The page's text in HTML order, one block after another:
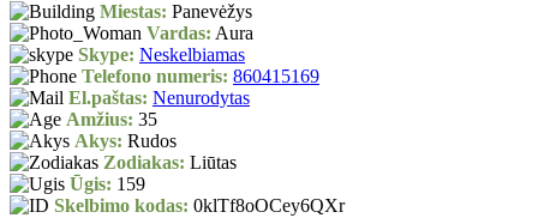
Miestas: Panevėžys
Vardas: Aura
Skype: Neskelbiamas
Telefono numeris: 860415169
El.paštas: Nenurodytas
Amžius: 35
Akys: Rudos
Zodiakas: Liūtas
Ūgis: 159
Skelbimo kodas: 0klTf8oOCey6QXr